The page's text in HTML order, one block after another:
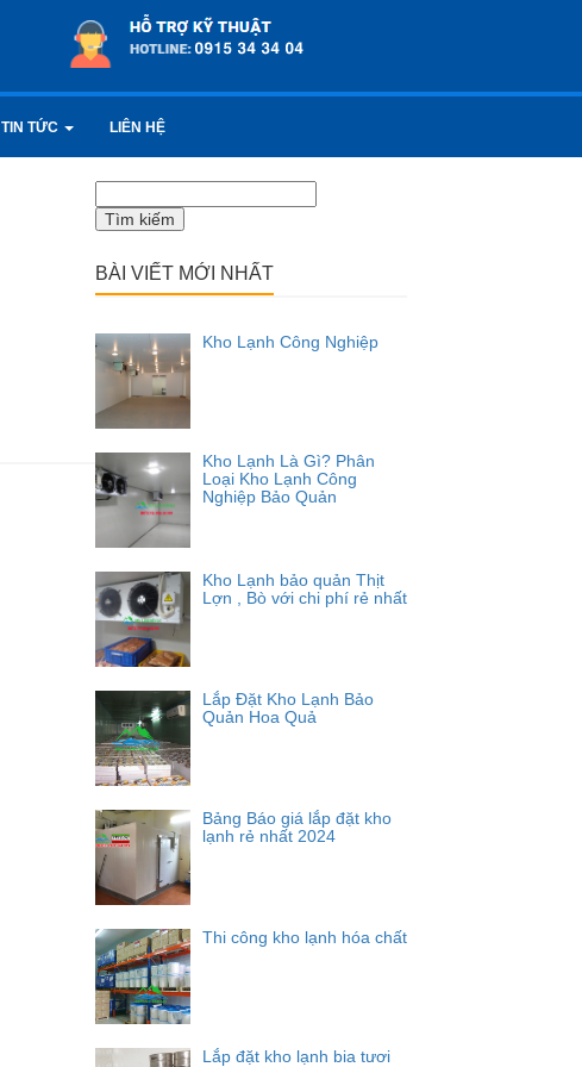
TIN TỨC LIÊN HỆ
kiếm
cho:
BÀI VIẾT MỚI NHẤT
Kho Lạnh Công Nghiệp
Kho Lạnh Là Gì? Phân
Loại Kho Lạnh Công
Nghiệp Bảo Quản
Kho Lạnh bảo quản Thịt
Lợn , Bò với chi phí rẻ nhất
Lắp Đặt Kho Lạnh Bảo
Quản Hoa Quả
Bảng Báo giá lắp đặt kho
lạnh rẻ nhất 2024
Thi công kho lạnh hóa chất
Lắp đặt kho lạnh bia tươi